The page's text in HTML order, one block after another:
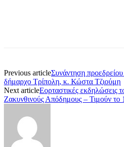
Previous articleΣυνάντηση
δήμαρχο Τρίπολη, κ. Κώστα Τζιούμη
Next articleΕορταστικές εκδηλώσεις
Ζακυνθινούς Απόδημους – Τιμούν το